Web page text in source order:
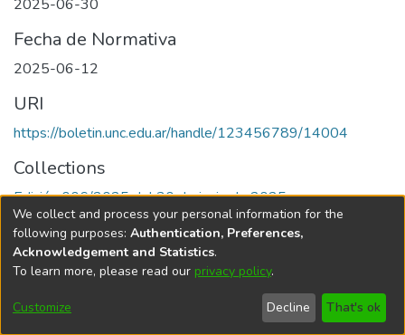
2025-06-30
Fecha de Normativa
2025-06-12
URI
https://boletin.unc.edu.ar/handle/123456789/14004
Collections
Edición 006/2025 del 30 de junio de 2025
Universidad Nacional de Córdoba
We collect and process your personal information for the
following purposes: Authentication, Preferences,
Acknowledgement and Statistics.
To learn more, please read our privacy policy.
Customize Decline That's ok